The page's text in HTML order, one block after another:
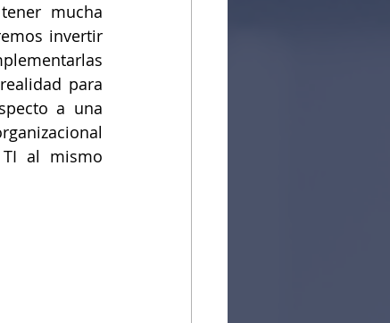
mucha
invertir
para
a una
al mismo